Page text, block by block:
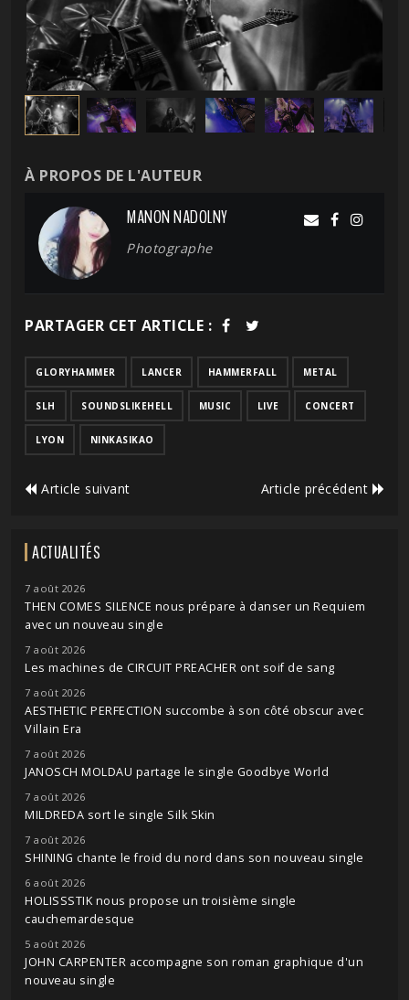
À PROPOS DE L'AUTEUR
MANON NADOLNY
Photographe
PARTAGER CET ARTICLE :
GLORYHAMMER LANCER HAMMERFALL METAL
SLH SOUNDSLIKEHELL MUSIC LIVE CONCERT
LYON NINKASIKAO
Article suivant Article précédent
ACTUALITÉS
7 août 2026
THEN COMES SILENCE nous prépare à danser un Requiem
avec un nouveau single
7 août 2026
Les machines de CIRCUIT PREACHER ont soif de sang
7 août 2026
AESTHETIC PERFECTION succombe à son côté obscur avec
Villain Era
7 août 2026
JANOSCH MOLDAU partage le single Goodbye World
7 août 2026
MILDREDA sort le single Silk Skin
7 août 2026
SHINING chante le froid du nord dans son nouveau single
6 août 2026
HOLISSSTIK nous propose un troisième single
cauchemardesque
5 août 2026
JOHN CARPENTER accompagne son roman graphique d'un
nouveau single